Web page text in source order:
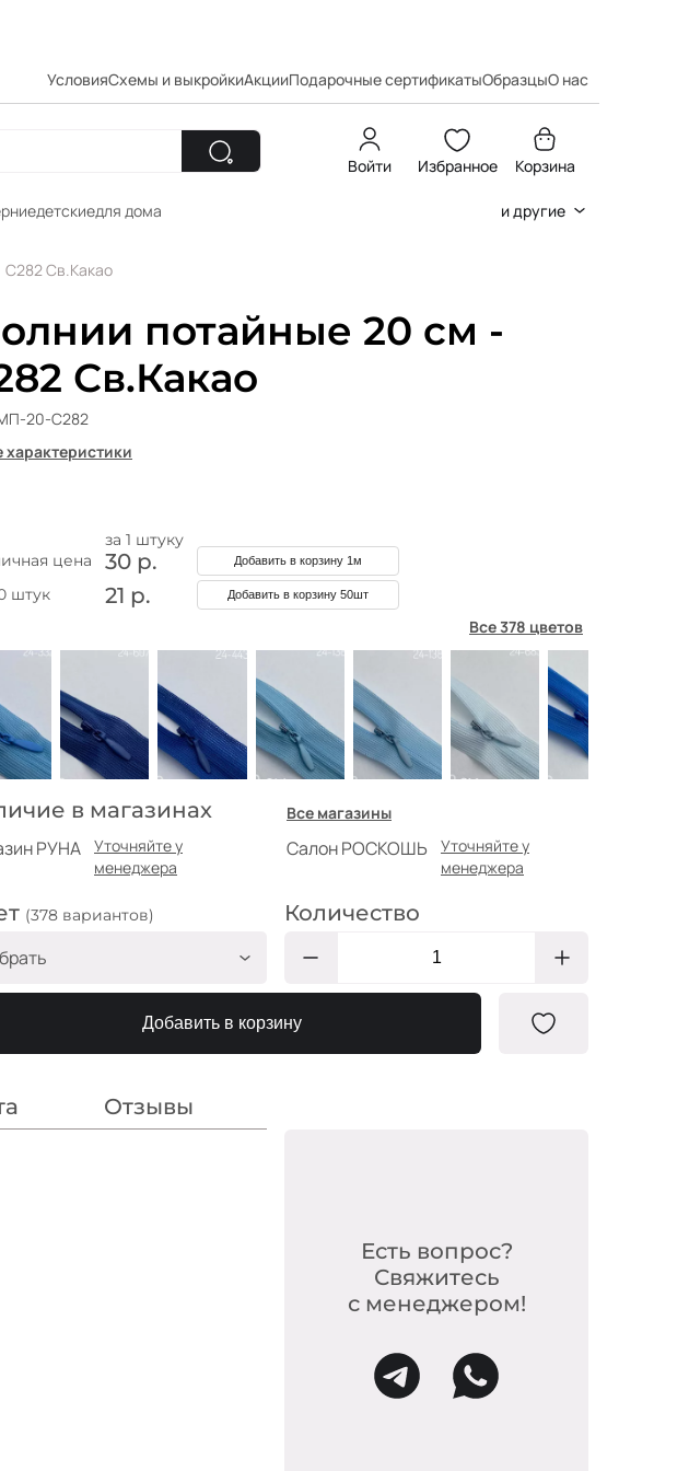
УсловияСхемы и выкройкиАкцииПодарочные сертификатыОбразцыО нас
Войти Избранное Корзина
детскиедля дома и другие
C282 Св.Какао
потайные 20 см -
Св.Какао
20-C282
характеристики
за 1 штуку
цена
30 р. Добавить в корзину 1м
штук 21 р. Добавить в корзину 50шт
Все 378 цветов
в магазинах Все магазины
РУНА
Уточняйте у
менеджера
Салон РОСКОШЬ
Уточняйте у
менеджера
(378 вариантов)
F188 Нас.Голубой
МП-20-F188
МП-20-F200
насыщенный
180/1 Пыльно-
Количество
Добавить в корзину
Отзывы
Есть вопрос?
Свяжитесь
с менеджером!